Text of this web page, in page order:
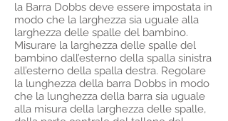
la Barra Dobbs deve essere impostata in
modo che la larghezza sia uguale alla
larghezza delle spalle del bambino.
Misurare la larghezza delle spalle del
bambino dall’esterno della spalla sinistra
all’esterno della spalla destra. Regolare
la lunghezza della barra Dobbs in modo
che la lunghezza della barra sia uguale
alla misura della larghezza delle spalle,